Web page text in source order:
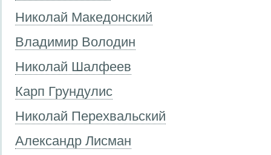
Николай Македонский
Владимир Володин
Николай Шалфеев
Карп Грундулис
Николай Перехвальский
Александр Лисман